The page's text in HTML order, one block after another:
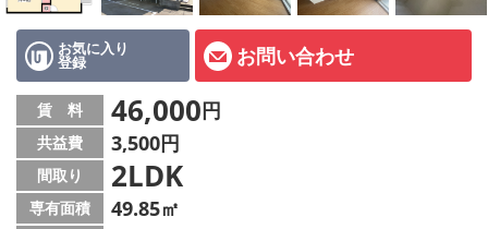
店舗情報·アクセス
会社概要
メールでお問い合わせ
お気に入り
登録 お問い合わせ
賃 料 46,000円
共益費 3,500円
間取り 2LDK
専有面積 49.85㎡